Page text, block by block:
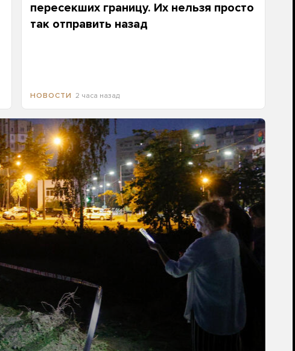
пересекших границу. Их нельзя просто
так отправить назад
НОВОСТИ 2 часа назад